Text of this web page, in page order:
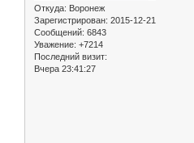
Откуда: Воронеж
Зарегистрирован: 2015-12-21
Сообщений: 6843
Уважение: +7214
Последний визит:
Вчера 23:41:27